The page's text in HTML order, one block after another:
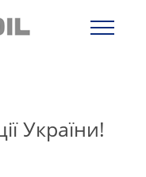
України!